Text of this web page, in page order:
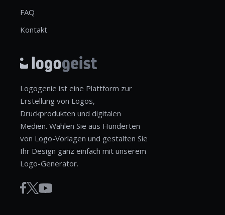
FAQ
Kontakt
Logogenie ist eine Plattform zur
Erstellung von Logos,
Druckprodukten und digitalen
Medien. Wählen Sie aus Hunderten
von Logo-Vorlagen und gestalten Sie
Ihr Design ganz einfach mit unserem
Logo-Generator.